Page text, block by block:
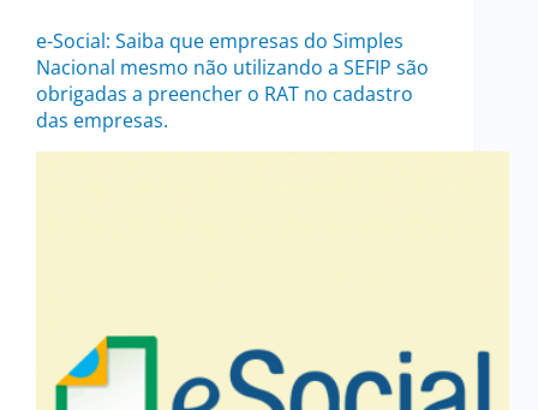
e-Social: Saiba que empresas do Simples
Nacional mesmo não utilizando a SEFIP são
obrigadas a preencher o RAT no cadastro
das empresas.